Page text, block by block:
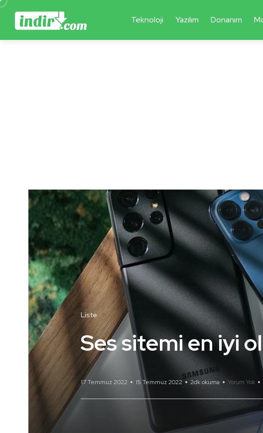
Teknoloji Yazılım Donanım
Liste
Ses sitemi en iyi
17 Temmuz 2022 15 Temmuz 2022 2dk okuma Yorum Yok